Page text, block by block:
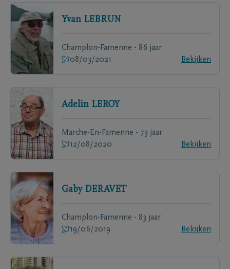
Yvan LEBRUN
Champlon-Famenne - 86 jaar
08/03/2021
Bekijken
Adelin LEROY
Marche-En-Famenne - 73 jaar
12/08/2020
Bekijken
Gaby DERAVET
Champlon-Famenne - 83 jaar
19/06/2019
Bekijken